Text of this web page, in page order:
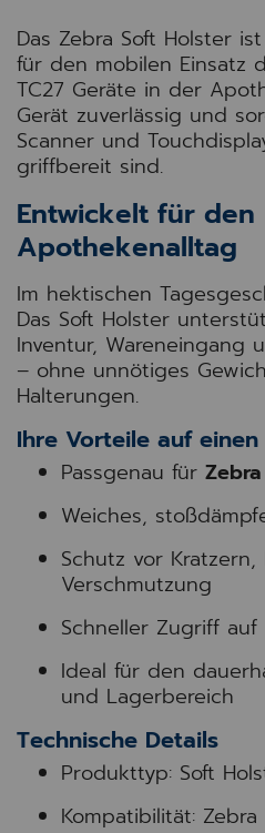
Das Zebra Soft Holster
für den mobilen Einsatz
TC27 Geräte in der
Gerät zuverlässig und
Scanner und
griffbereit sind.
Entwickelt für den
Apothekenalltag
Im hektischen
Das Soft Holster
Inventur, Wareneingang
– ohne unnötiges
Halterungen.
Ihre Vorteile auf
Passgenau für
Weiches,
Schutz vor
Verschmutzung
Schneller Zugriff
Ideal für den
und Lagerbereich
Technische Details
Produkttyp: Soft
Kompatibilität: Zebra